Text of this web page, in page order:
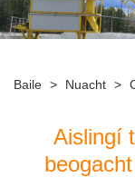
Baile > Nuacht >
Aislingí